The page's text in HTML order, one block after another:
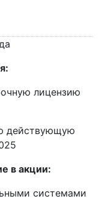
лицензию
действующую
в акции:
системами